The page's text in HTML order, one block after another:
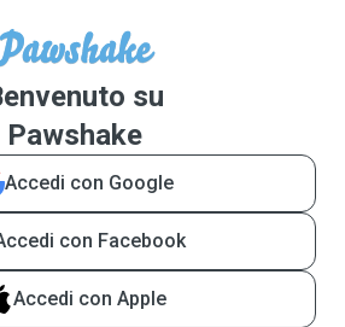
su
Pawshake
Accedi con Google
con Facebook
Accedi con Apple